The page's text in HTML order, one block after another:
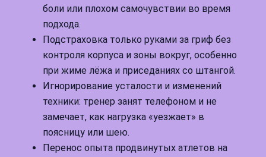
боли или плохом самочувствии во время
подхода.
Подстраховка только руками за гриф без
контроля корпуса и зоны вокруг, особенно
при жиме лёжа и приседаниях со штангой.
Игнорирование усталости и изменений
техники: тренер занят телефоном и не
замечает, как нагрузка «уезжает» в
поясницу или шею.
Перенос опыта продвинутых атлетов на